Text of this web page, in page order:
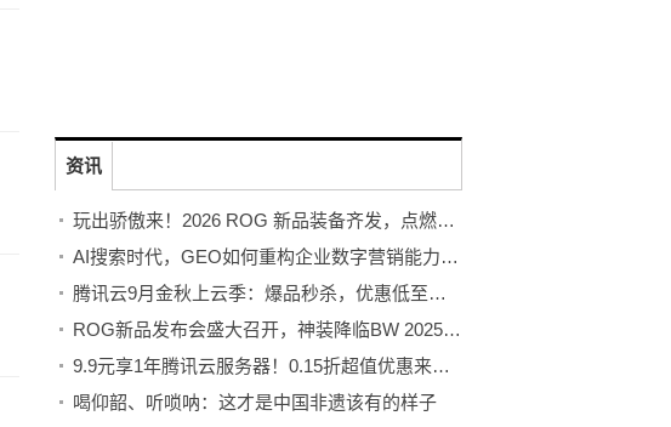
资讯
玩出骄傲来！2026 ROG 新品装备齐发，点燃羊城电竞狂欢夜
AI搜索时代，GEO如何重构企业数字营销能力边界
腾讯云9月金秋上云季：爆品秒杀，优惠低至骨折价，概泽科技限时回馈！
ROG新品发布会盛大召开，神装降临BW 2025，燃爆全场
9.9元享1年腾讯云服务器！0.15折超值优惠来袭，概泽科技限时回馈！
喝仰韶、听唢呐：这才是中国非遗该有的样子